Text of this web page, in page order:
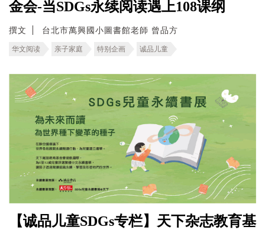
金会-当SDGs永续阅读遇上108课纲
撰文 台北市萬興國小圖書館老師 曾品方
华文阅读 亲子家庭 特别企画 诚品儿童
【诚品儿童SDGs专栏】天下杂志教育基